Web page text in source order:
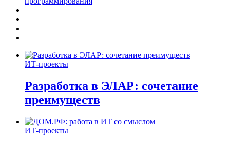
ИТ-проекты
Разработка в ЭЛАР: сочетание
преимуществ
ИТ-проекты